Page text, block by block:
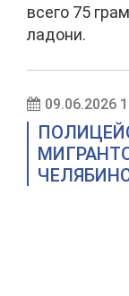
всего 75
ладони.
09.06.2026